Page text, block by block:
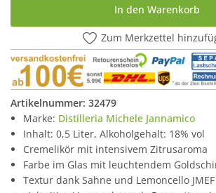
In den Warenkorb
Zum Merkzettel
Artikelnummer: 32479
Marke: Distilleria Michele Jannamico
Inhalt: 0,5 Liter, Alkoholgehalt: 18% vol
Cremelikör mit intensivem Zitrusaroma
Farbe im Glas mit leuchtendem
Textur dank Sahne und Lemoncello